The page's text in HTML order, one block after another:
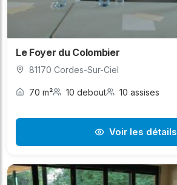
Le Foyer du Colombier
81170 Cordes-Sur-Ciel
70 m² 10 debout 10 assises
Voir les détails